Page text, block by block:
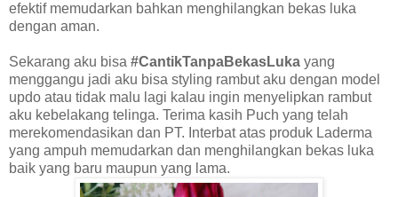
efektif memudarkan bahkan menghilangkan bekas luka
dengan aman.
Sekarang aku bisa #CantikTanpaBekasLuka yang
menggangu jadi aku bisa styling rambut aku dengan model
updo atau tidak malu lagi kalau ingin menyelipkan rambut
aku kebelakang telinga. Terima kasih Puch yang telah
merekomendasikan dan PT. Interbat atas produk Laderma
yang ampuh memudarkan dan menghilangkan bekas luka
baik yang baru maupun yang lama.